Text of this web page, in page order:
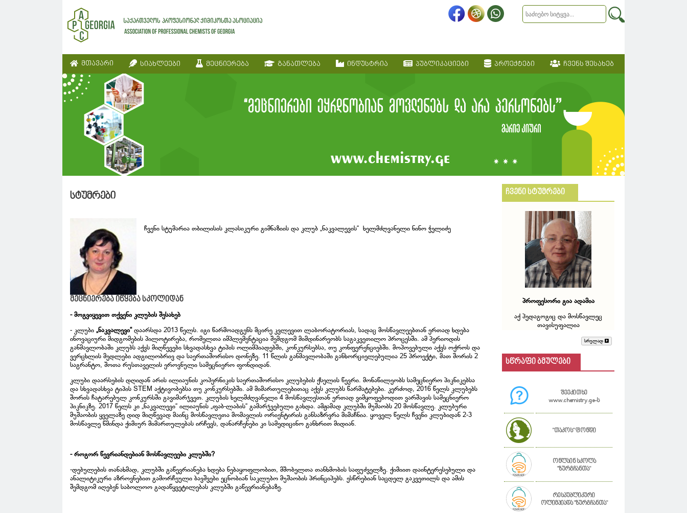
მთავარი სიახლეები მეცნიერება განათლება ინდუსტრია პუბლიკაციები პროექტები ჩვენს შესახებ
სტუმრები
ჩვენი სტუმარია თბილისის კლასიკური გიმნაზიის და კლუბ „ნაკვალევის“ ხელმძღვანელი ნინო ჭელიძე
მეცნიერება იწყება სკოლიდან
- მოგვიყევით თქვენი კლუბის შესახებ
- კლუბი „ნაკვალევი“დაარსდა 2013 წელს. იგი წარმოადგენს მცირე კვლევით ლაბორატორიას, სადაც მოსწავლეებთან ერთად ხდება
ინოვაციური მიდგომების პილოტირება, რომელთა იმპლემენტაცია შემდგომ მიმდინარეობს საგაკვეთილო პროცესში. ამ პერიოდის
განმავლობაში კლუბს აქვს მიღწევები სხვადასხვა ტიპის ოლიმპიადებში, კონკურსებსა, თუ კონფერენციებში. მოპოვებული აქვს ოქროს და
ვერცხლის მედლები ადგილობრივ და საერთაშორისო დონეზე. 11 წლის განმავლობაში განხორციელებულია 25 პროექტი, მათ შორის 2
საგრანტო, შოთა რუსთაველის ეროვნული სამეცნიერო ფონდიდან.
კლუბი დაარსების დღიდან არის ილიაუნის კოპერნიკის საერთაშორისო კლუბების ქსელის წევრი. მონაწილეობს სამეცნიერო პიკნიკებსა
და სხვადასხვა ტიპის STEM აქტივობებსა თუ კონკურსებში. ამ მიმართულებითაც აქვს კლუბს წარმატებები. კერძოდ, 2016 წელს კლუბებს
შორის ჩატარებულ კონკურსში გავიმარჯვეთ. კლუბის ხელმძღვანელი 4 მოსწავლესთან ერთად ვიმყოფებოდით ვარშავის სამეცნიერო
პიკნიკზე. 2017 წელს კი „ნაკვალევი“ ილიაუნის „ფაბ-ლაბის“ გამარჯვებული გახდა. ამჟამად კლუბში მუშაობს 20 მოსწავლე. კლუბური
მუშაობის ყველაზე დიდ მიღწევად მაინც მოსწავლეთა მომავლის ორიენტირის განსაზრვრა მიმაჩნია. ყოველ წელს ჩვენი კლუბიდან 2-3
მოსწავლე წმინდა ქიმიურ მიმართულებას ირჩევს, დანარჩენები კი სამედიცინო განხრით მიდიან.
- როგორ წევრიანდებიან მოსწავლეები კლუბში?
-დებულების თანახმად, კლუბში გაწევრიანება ხდება ნებაყოფლობით, მშობელთა თანხმობის საფუძველზე. ქიმიით დაინტერესებული და
ანალიტიკური აზროვნებით გამორჩეული ბავშვები ეცნობიან საკლუბო მუშაობის პრინციპებს. ესწრებიან საცდელ გაკვეთილს და ამის
შემდგომ იღებენ საბოლოო გადაწყვეტილებას კლუბში გაწევრიანებაზე.
ჩვენი სტუმრები
პროფესორი გია ადამია
აქ პედაგოგიც და მოსწავლეც
თავისუფალია
სრულად
სწრაფი ბმულები
შეეკითხე
www.chemistry.ge-ს
"თაკოს" ფონდი
ონლაინ სკოლა
"ზურგჩანთა"
რესპუბლიკური
ოლიმპიადა "ზურგჩანთა"